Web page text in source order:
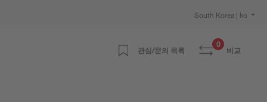
South Korea | ko
관심/문의 목록
0
비교